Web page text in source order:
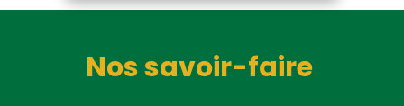
Nos savoir-faire